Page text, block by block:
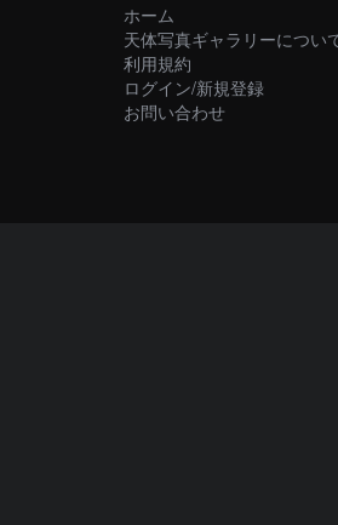
ホーム
天体写真ギャラリーについ
利用規約
ログイン/新規登録
お問い合わせ